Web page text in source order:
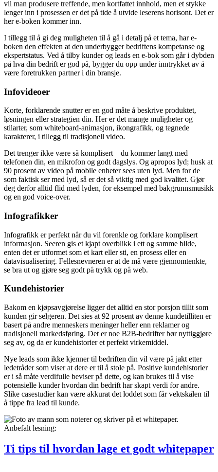
vil man produsere treffende, men kortfattet innhold, men et stykke
lenger inn i prosessen er det på tide å utvide leserens horisont. Det er
her e-boken kommer inn.
I tillegg til å gi deg muligheten til å gå i detalj på et tema, har e-
boken den effekten at den underbygger bedriftens kompetanse og
ekspertstatus. Ved å tilby kunder og leads en e-bok som går i dybden
på hva din bedrift er god på, bygger du opp under inntrykket av å
være foretrukken partner i din bransje.
Infovideoer
Korte, forklarende snutter er en god måte å beskrive produktet,
løsningen eller strategien din. Her er det mange muligheter og
stilarter, som whiteboard-animasjon, ikongrafikk, og tegnede
karakterer, i tillegg til tradisjonell video.
Det trenger ikke være så komplisert – du kommer langt med
telefonen din, en mikrofon og godt dagslys. Og apropos lyd; husk at
90 prosent av video på mobile enheter sees uten lyd. Men for de
som faktisk ser med lyd, så er det så viktig med god kvalitet. Gjør
deg derfor alltid flid med lyden, for eksempel med bakgrunnsmusikk
og en god voice-over.
Infografikker
Infografikk er perfekt når du vil forenkle og forklare komplisert
informasjon. Seeren gis et kjapt overblikk i ett og samme bilde,
enten det er utformet som et kart eller sti, en prosess eller en
datavisualisering. Fellesnevneren er at de må være gjennomtenkte,
se bra ut og gjøre seg godt på trykk og på web.
Kundehistorier
Bakom en kjøpsavgjørelse ligger det alltid en stor porsjon tillit som
kunden gir selgeren. Det sies at 92 prosent av denne kundetilliten er
basert på andre menneskers meninger heller enn reklamer og
tradisjonell markedsføring. Det er noe B2B-bedrifter bør nyttiggjøre
seg av, og da er kundehistorier et perfekt virkemiddel.
Nye leads som ikke kjenner til bedriften din vil være på jakt etter
ledetråder som viser at dere er til å stole på. Positive kundehistorier
er i så måte verdifulle beviser på dette, og kan brukes til å vise
potensielle kunder hvordan din bedrift har skapt verdi for andre.
Slike casestudier kan være akkurat det loddet som får vektskålen til
å tippe fra lead til kunde.
Anbefalt lesning:
Ti tips til hvordan lage et godt whitepaper